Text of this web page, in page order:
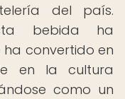
del país.
bebida ha
convertido en
en la cultura
como un